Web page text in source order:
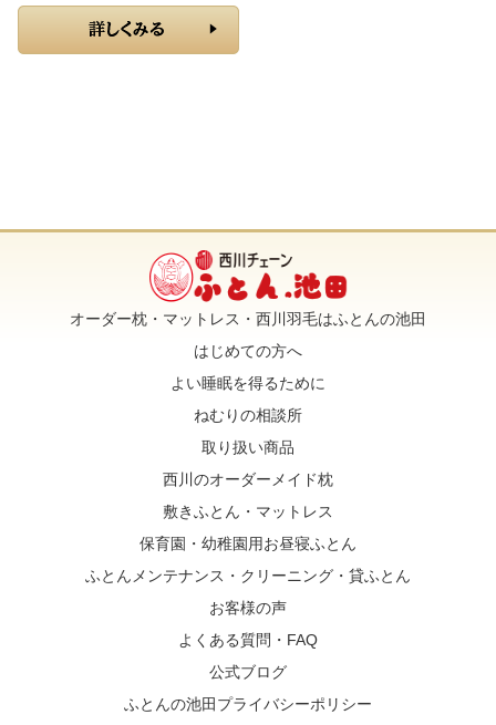
オーダー枕・マットレス・西川羽毛はふとんの池田
はじめての方へ
よい睡眠を得るために
ねむりの相談所
取り扱い商品
西川のオーダーメイド枕
敷きふとん・マットレス
保育園・幼稚園用お昼寝ふとん
ふとんメンテナンス・クリーニング・貸ふとん
お客様の声
よくある質問・FAQ
公式ブログ
ふとんの池田プライバシーポリシー